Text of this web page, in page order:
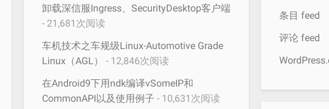
卸载深信服Ingress、SecurityDesktop客户端
- 21,681次阅读
车机技术之车规级Linux-Automotive Grade
Linux（AGL）
- 12,846次阅读
在Android9下用ndk编译vSomeIP和
CommonAPI以及使用例子 - 10,631次阅读
条目 feed
评论 feed